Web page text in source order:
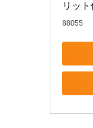
リッ
88055